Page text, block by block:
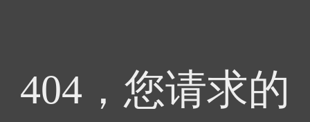
404，您请求的